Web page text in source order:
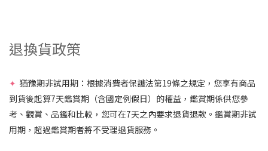
退換貨政策
✦ 猶豫期非試用期：根據消費者保護法第19條之規定，您享有商品
到貨後起算7天鑑賞期（含國定例假日）的權益，鑑賞期係供您參
考、觀賞、品鑑和比較，您可在7天之內要求退貨退款。鑑賞期非試
用期，超過鑑賞期者將不受理退貨服務。